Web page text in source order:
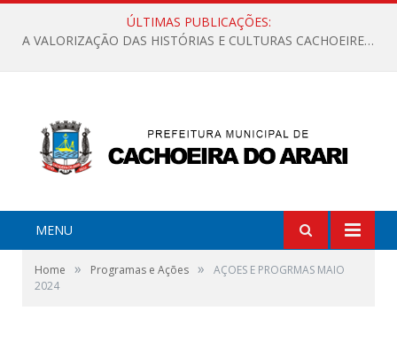
ÚLTIMAS PUBLICAÇÕES:
A VALORIZAÇÃO DAS HISTÓRIAS E CULTURAS CACHOEIRENSES
MENU
Home » Programas e Ações »
AÇOES E PROGRMAS MAIO
2024